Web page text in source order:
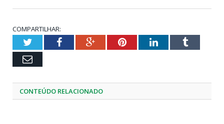
COMPARTILHAR:
TwitterFacebookGoogle+PinterestLinkedInTumblr
Email
CONTEÚDO RELACIONADO